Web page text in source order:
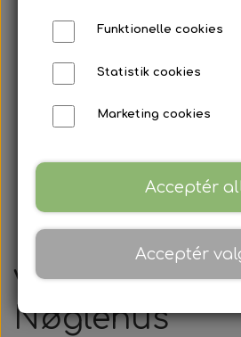
Volkswagen -
Nøglehus
Funktionelle cookies
Statistik cookies
Marketing cookies
Acceptér
Acceptér